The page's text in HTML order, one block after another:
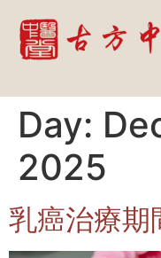
Day:
2025
乳癌治療期